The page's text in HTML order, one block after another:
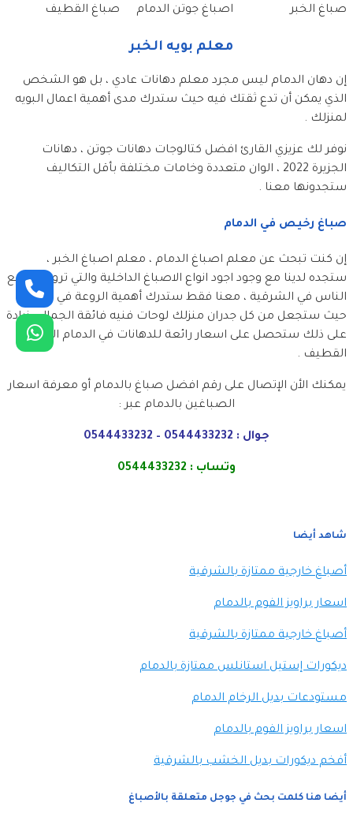
صباغ الخبر اصباغ جوتن الدمام صباغ القطيف
معلم بويه الخبر
إن دهان الدمام ليس مجرد معلم دهانات عادي ، بل هو الشخص
الذي يمكن أن تدع ثقتك فيه حيث ستدرك مدى أهمية اعمال البويه
لمنزلك .
نوفر لك عزيزي القارئ افضل كتالوجات دهانات جوتن ، دهانات
الجزيرة 2022 ، الوان متعددة وخامات مختلفة بأقل التكاليف
ستجدونها معنا .
صباغ رخيص في الدمام
إن كنت تبحث عن معلم اصباغ الدمام ، معلم اصباغ الخبر ،
ستجده لدينا مع وجود اجود انواع الاصباغ الداخلية والتي تروق لجميع
الناس في الشرقية ، معنا فقط ستدرك أهمية الروعة في منزلك
حيث ستجعل من كل جدران منزلك لوحات فنيه فائقة الجمال ، زيادة
على ذلك ستحصل على اسعار رائعة للدهانات في الدمام الخبر
القطيف .
يمكنك الأن الإتصال على رقم افضل صباغ بالدمام أو معرفة اسعار
الصباغين بالدمام عبر :
جوال : 0544433232 – 0544433232
وتساب : 0544433232
شاهد أيضا
أصباغ خارجية ممتازة بالشرقية
اسعار براويز الفوم بالدمام
أصباغ خارجية ممتازة بالشرقية
ديكورات إستيل استانلس ممتازة بالدمام
مستودعات بديل الرخام الدمام
اسعار براويز الفوم بالدمام
أفخم ديكورات بديل الخشب بالشرقية
أيضا هنا كلمت بحث في جوجل متعلقة بالأصباغ